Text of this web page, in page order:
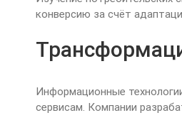
конверсию за счёт
Информационные
сервисам. Компании